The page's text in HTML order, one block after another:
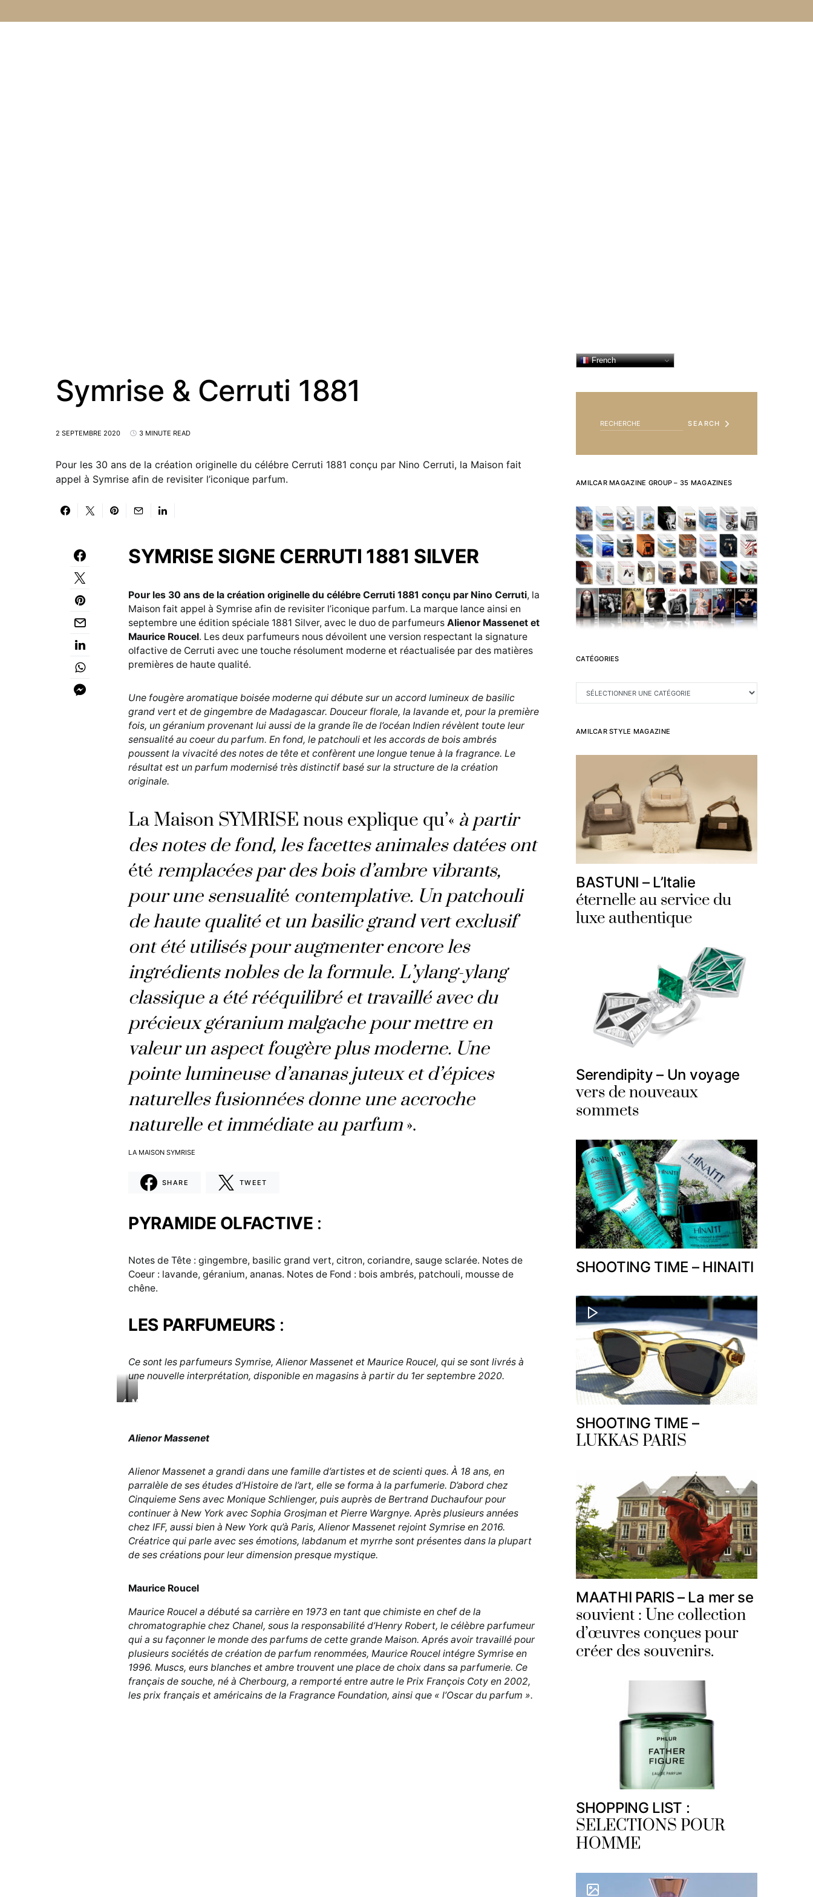
Symrise & Cerruti 1881
2 SEPTEMBRE 2020 3 MINUTE READ
Pour les 30 ans de la création originelle du célébre Cerruti 1881 conçu par Nino Cerruti, la Maison fait
appel à Symrise afin de revisiter l’iconique parfum.
SYMRISE SIGNE CERRUTI 1881 SILVER
Pour les 30 ans de la création originelle du célébre Cerruti 1881 conçu par Nino Cerruti, la
Maison fait appel à Symrise afin de revisiter l’iconique parfum. La marque lance ainsi en
septembre une édition spéciale 1881 Silver, avec le duo de parfumeurs Alienor Massenet et
Maurice Roucel. Les deux parfumeurs nous dévoilent une version respectant la signature
olfactive de Cerruti avec une touche résolument moderne et réactualisée par des matières
premières de haute qualité.
Une fougère aromatique boisée moderne qui débute sur un accord lumineux de basilic
grand vert et de gingembre de Madagascar. Douceur florale, la lavande et, pour la première
fois, un géranium provenant lui aussi de la grande île de l’océan Indien révèlent toute leur
sensualité au coeur du parfum. En fond, le patchouli et les accords de bois ambrés
poussent la vivacité des notes de tête et confèrent une longue tenue à la fragrance. Le
résultat est un parfum modernisé très distinctif basé sur la structure de la création
originale.
La Maison SYMRISE nous explique qu’« à partir
des notes de fond, les facettes animales datées ont
été remplacées par des bois d’ambre vibrants,
pour une sensualité contemplative. Un patchouli
de haute qualité et un basilic grand vert exclusif
ont été utilisés pour augmenter encore les
ingrédients nobles de la formule. L’ylang-ylang
classique a été rééquilibré et travaillé avec du
précieux géranium malgache pour mettre en
valeur un aspect fougère plus moderne. Une
pointe lumineuse d’ananas juteux et d’épices
naturelles fusionnées donne une accroche
naturelle et immédiate au parfum».
LA MAISON SYMRISE
SHARE TWEET
PYRAMIDE OLFACTIVE :
Notes de Tête : gingembre, basilic grand vert, citron, coriandre, sauge sclarée. Notes de
Coeur : lavande, géranium, ananas. Notes de Fond : bois ambrés, patchouli, mousse de
chêne.
LES PARFUMEURS :
Ce sont les parfumeurs Symrise, Alienor Massenet et Maurice Roucel, qui se sont livrés à
une nouvelle interprétation, disponible en magasins à partir du 1er septembre 2020.
Alienor
Maurice
Alienor Massenet
Alienor Massenet a grandi dans une famille d’artistes et de scienti ques. À 18 ans, en
parralèle de ses études d’Histoire de l’art, elle se forma à la parfumerie. D’abord chez
Cinquieme Sens avec Monique Schlienger, puis auprès de Bertrand Duchaufour pour
continuer à New York avec Sophia Grosjman et Pierre Wargnye. Après plusieurs années
chez IFF, aussi bien à New York qu’à Paris, Alienor Massenet rejoint Symrise en 2016.
Créatrice qui parle avec ses émotions, labdanum et myrrhe sont présentes dans la plupart
de ses créations pour leur dimension presque mystique.
Maurice Roucel
Maurice Roucel a débuté sa carrière en 1973 en tant que chimiste en chef de la
chromatographie chez Chanel, sous la responsabilité d’Henry Robert, le célèbre parfumeur
qui a su façonner le monde des parfums de cette grande Maison. Aprés avoir travaillé pour
plusieurs sociétés de création de parfum renommées, Maurice Roucel intégre Symrise en
1996. Muscs, eurs blanches et ambre trouvent une place de choix dans sa parfumerie. Ce
français de souche, né à Cherbourg, a remporté entre autre le Prix François Coty en 2002,
les prix français et américains de la Fragrance Foundation, ainsi que « l’Oscar du parfum ».
French
SEARCH
AMILCAR MAGAZINE GROUP – 35 MAGAZINES
CATÉGORIES
AMILCAR STYLE MAGAZINE
BASTUNI – L’Italie
éternelle au service du
luxe authentique
Serendipity – Un voyage
vers de nouveaux
sommets
SHOOTING TIME – HINAITI
SHOOTING TIME –
LUKKAS PARIS
MAATHI PARIS – La mer se
souvient : Une collection
d’œuvres conçues pour
créer des souvenirs.
SHOPPING LIST :
SELECTIONS POUR
HOMME